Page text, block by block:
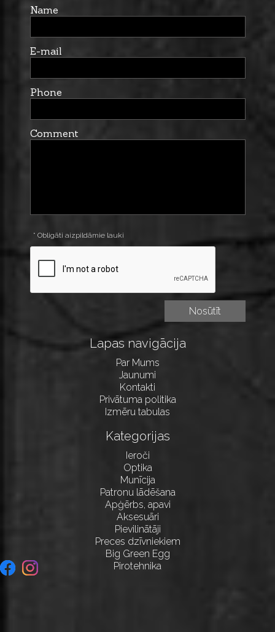
Name
E-mail
Phone
Comment
* Obligāti aizpildāmie lauki
Lapas navigācija
Par Mums
Jaunumi
Kontakti
Privātuma politika
Izmēru tabulas
Kategorijas
Ieroči
Optika
Munīcija
Patronu lādēšana
Apģērbs, apavi
Aksesuāri
Pievilinātāji
Preces dzīvniekiem
Big Green Egg
Pirotehnika